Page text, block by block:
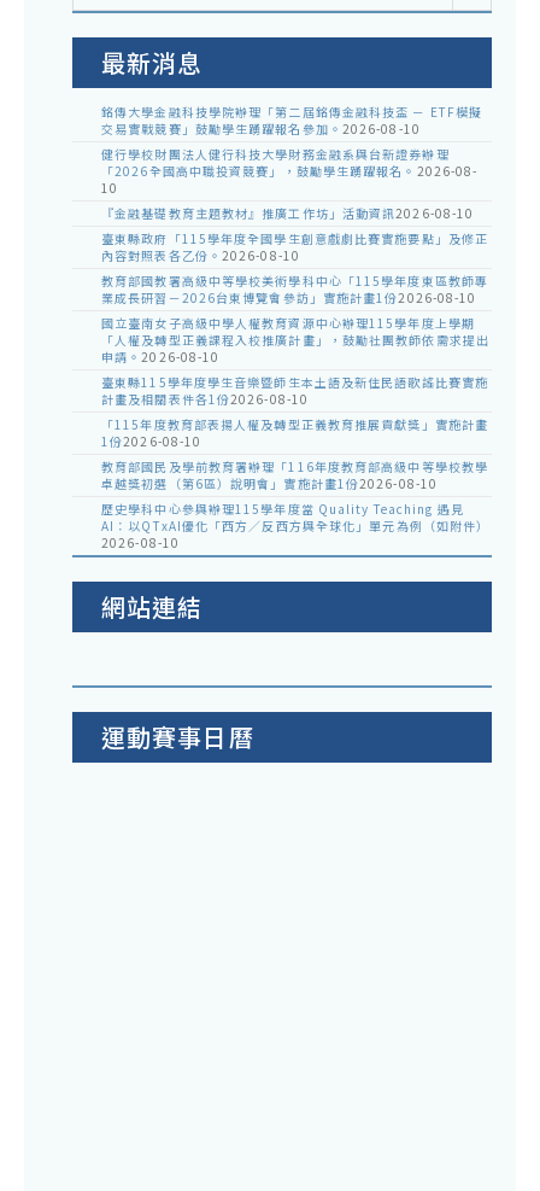
室
最新消息
銘傳大學金融科技學院辦理「第二屆銘傳金融科技盃 － ETF模擬
交易實戰競賽」鼓勵學生踴躍報名參加。 2026-08-10
健行學校財團法人健行科技大學財務金融系與台新證券辦理
「2026全國高中職投資競賽」，鼓勵學生踴躍報名。 2026-08-
10
『金融基礎教育主題教材』推廣工作坊」活動資訊2026-08-10
臺東縣政府「115學年度全國學生創意戲劇比賽實施要點」及修正
內容對照表各乙份。 2026-08-10
教育部國教署高級中等學校美術學科中心「115學年度東區教師專
業成長研習－2026台東博覽會參訪」實施計畫1份2026-08-10
國立臺南女子高級中學人權教育資源中心辦理115學年度上學期
「人權及轉型正義課程入校推廣計畫」，鼓勵社團教師依需求提出
申請。2026-08-10
臺東縣115學年度學生音樂暨師生本土語及新住民語歌謠比賽實施
計畫及相關表件各1份2026-08-10
「115年度教育部表揚人權及轉型正義教育推展貢獻獎」實施計畫
1份2026-08-10
教育部國民及學前教育署辦理「116年度教育部高級中等學校教學
卓越獎初選（第6區）說明會」實施計畫1份2026-08-10
歷史學科中心參與辦理115學年度當 Quality Teaching 遇見
AI：以QTxAI優化「西方／反西方與全球化」單元為例（如附件）
2026-08-10
網站連結
運動賽事日曆